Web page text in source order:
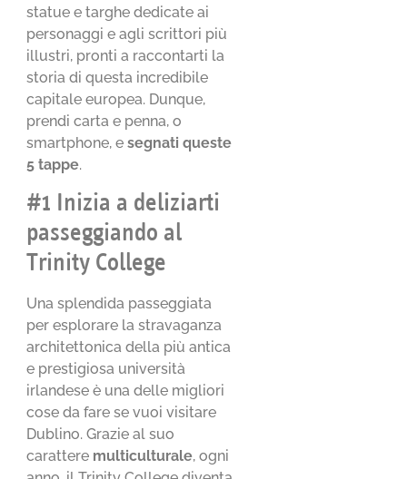
statue e targhe dedicate ai
personaggi e agli scrittori più
illustri, pronti a raccontarti la
storia di questa incredibile
capitale europea. Dunque,
prendi carta e penna, o
smartphone, esegnati queste
5 tappe.
#1 Inizia a deliziarti
passeggiando al
Trinity College
Una splendida passeggiata
per esplorare la stravaganza
architettonica della più antica
e prestigiosa università
irlandese è una delle migliori
cose da fare se vuoi visitare
Dublino. Grazie al suo
carattere multiculturale, ogni